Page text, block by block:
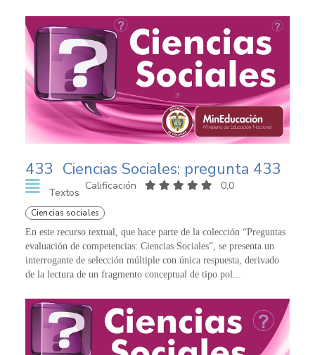
433 Ciencias Sociales: pregunta 433
Textos
Calificación 0,0
Ciencias sociales
En este recurso textual, que hace parte de la colección “Preguntas
evaluación de competencias: Ciencias Sociales”, se presenta un
interrogante de selección múltiple con única respuesta, derivado
de la lectura de un fragmento conceptual de tipo pol...